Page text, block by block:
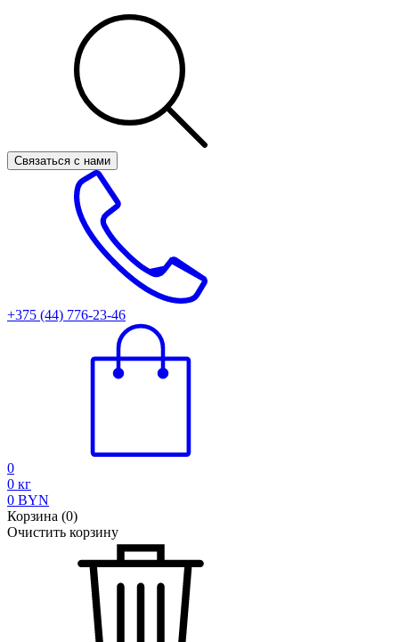
Связаться с нами
+375 (44) 776-23-46
0
0 кг
0 BYN
Корзина (0)
Очистить корзину